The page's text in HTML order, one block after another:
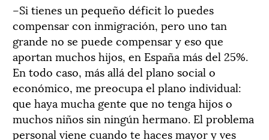
–Si tienes un pequeño déficit lo puedes
compensar con inmigración, pero uno tan
grande no se puede compensar y eso que
aportan muchos hijos, en España más del 25%.
En todo caso, más allá del plano social o
económico, me preocupa el plano individual:
que haya mucha gente que no tenga hijos o
muchos niños sin ningún hermano. El problema
personal viene cuando te haces mayor y ves